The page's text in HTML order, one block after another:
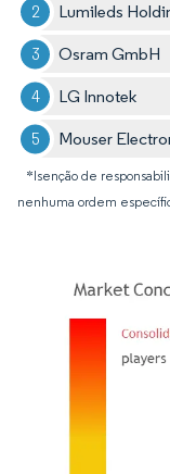
Lumileds
Osram GmbH
LG Innotek
Mouser
*Isenção de
nenhuma ordem